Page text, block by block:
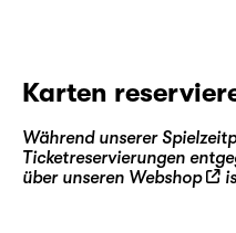
Karten
Während unserer
Ticketreservierungen
über unseren Webshop